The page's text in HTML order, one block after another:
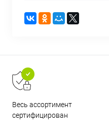
Весь ассортимент
сертифицирован